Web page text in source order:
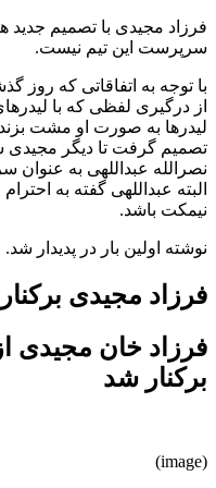
فرزاد مجیدی با تصمیم جدید
سرپرست این تیم نیست.
با توجه به اتفاقاتی که روز
از درگیری لفظی که با
لیدرها به صورت او مشت
تصمیم گرفت تا دیگر مجیدی
نصرالله عبداللهی به
البته عبداللهی گفته به
نیمکت باشد.
نوشته اولین بار در پدیدار شد.
فرزاد مجیدی
فرزاد خان مجیدی
برکنار شد
(image)